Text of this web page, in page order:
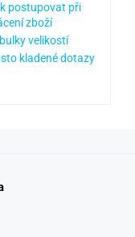
postupovat při
zboží
velikostí
kladené dotazy